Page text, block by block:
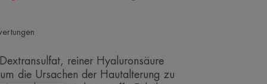
reiner Hyaluronsäure
die Ursachen der Hautalterung zu